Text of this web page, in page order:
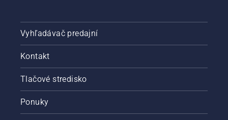
Vyhľadávač predajní
Kontakt
Tlačové stredisko
Ponuky